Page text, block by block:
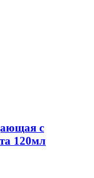
с
120мл